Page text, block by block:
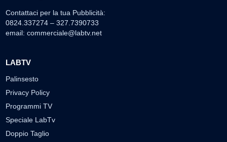
Contattaci per la tua Pubblicità:
0824.337274 – 327.7390733
email: commerciale@labtv.net
LABTV
Palinsesto
Privacy Policy
Programmi TV
Speciale LabTv
Doppio Taglio